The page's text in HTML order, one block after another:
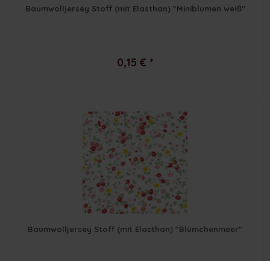
Baumwolljersey Stoff (mit Elasthan) "Miniblumen weiß"
0,15 € *
Baumwolljersey Stoff (mit Elasthan) "Blümchenmeer"